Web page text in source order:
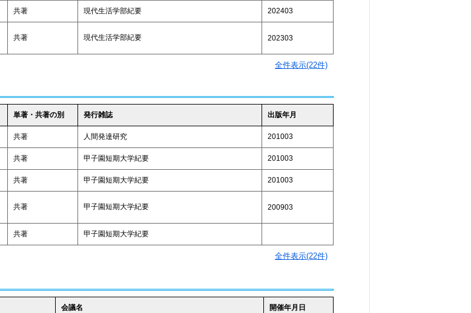
共著 現代生活学部紀要 202403
共著 現代生活学部紀要 202303
全件表示(22件)
単著・共著の別 発行雑誌 出版年月
共著 人間発達研究 201003
共著 甲子園短期大学紀要 201003
共著 甲子園短期大学紀要 201003
共著 甲子園短期大学紀要 200903
共著 甲子園短期大学紀要
全件表示(22件)
会議名 開催年月日